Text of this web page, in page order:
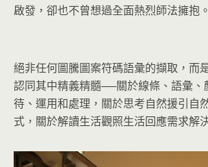
啟發，卻也不曾想過全面熱烈師法擁抱。
絕非任何圖騰圖案符碼語彙的擷取，而
認同其中精義精髓──關於線條、語彙、
待、運用和處理，關於思考自然援引自
式，關於解讀生活觀照生活回應需求解